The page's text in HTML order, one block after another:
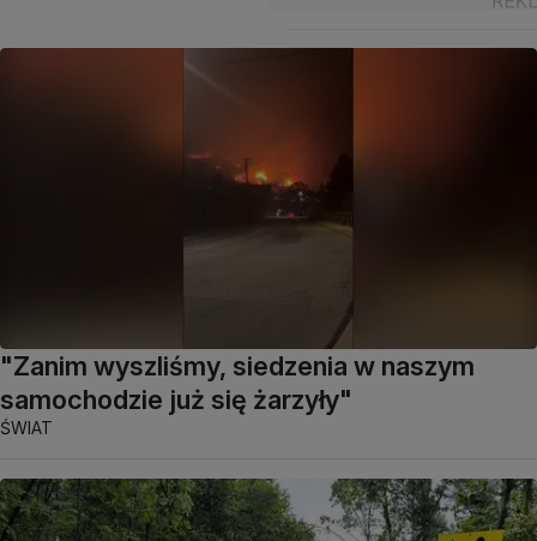
"Zanim wyszliśmy, siedzenia w naszym
samochodzie już się żarzyły"
ŚWIAT